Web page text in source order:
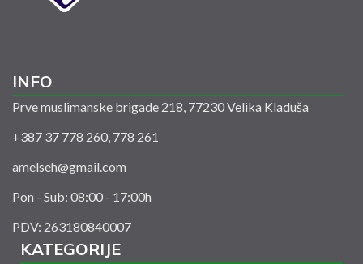
INFO
Prve muslimanske brigade 218, 77230 Velika Kladuša
+387 37 778 260, 778 261
amelseh@gmail.com
Pon - Sub: 08:00 - 17:00h
PDV: 263180840007
KATEGORIJE